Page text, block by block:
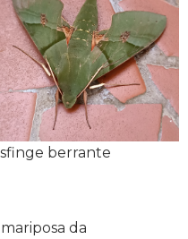
berrante
da